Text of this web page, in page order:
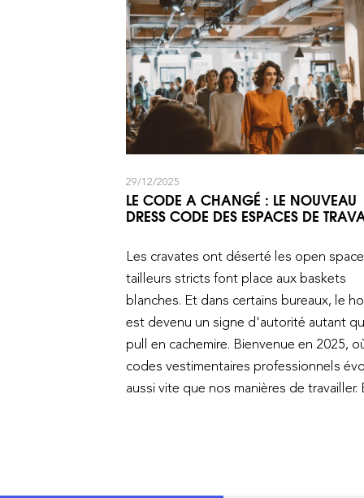
29/12/2025
LE CODE A CHANGÉ : LE NOUVEAU
DRESS CODE DES ESPACES DE
Les cravates ont déserté les open
tailleurs stricts font place aux baskets
blanches. Et dans certains bureaux, le
est devenu un signe d'autorité autant
pull en cachemire. Bienvenue en 2025,
codes vestimentaires professionnels
aussi vite que nos manières de travailler.